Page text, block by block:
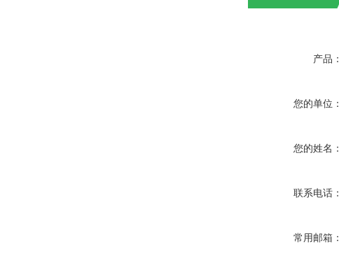
产品：
您的单位：
您的姓名：
联系电话：
常用邮箱：